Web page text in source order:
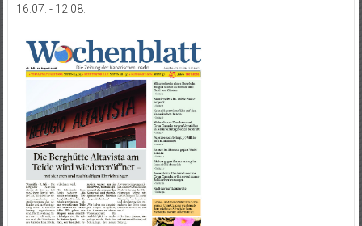
16.07. - 12.08.